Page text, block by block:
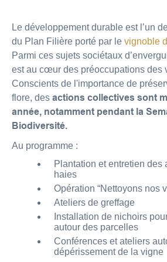
Le développement durable est l’un
du Plan Filière porté par le vignoble
Parmi ces sujets sociétaux
est au cœur des préoccupations des
Conscients de l'importance de
flore, des actions collectives sont
année, notamment pendant la
Biodiversité.
Au programme :
Plantation et entretien des
haies
Opération “Nettoyons nos
Ateliers de greffage
Installation de nichoirs
autour des parcelles
Conférences et ateliers
dépérissement de la vigne